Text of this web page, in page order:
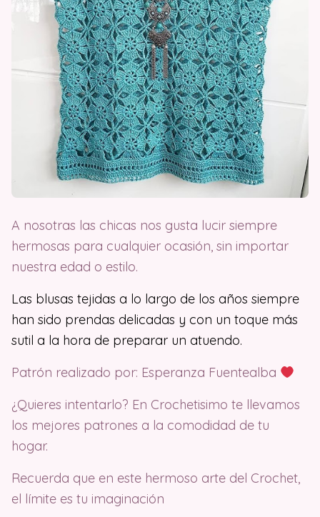
A nosotras las chicas nos gusta lucir siempre
hermosas para cualquier ocasión, sin importar
nuestra edad o estilo.
Las blusas tejidas a lo largo de los años siempre
han sido prendas delicadas y con un toque más
sutil a la hora de preparar un atuendo.
Patrón realizado por: Esperanza Fuentealba
¿Quieres intentarlo? En Crochetisimo te llevamos
los mejores patrones a la comodidad de tu
hogar.
Recuerda que en este hermoso arte del Crochet,
el límite es tu imaginación